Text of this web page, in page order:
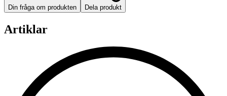
Din fråga om produkten Dela produkt
Artiklar